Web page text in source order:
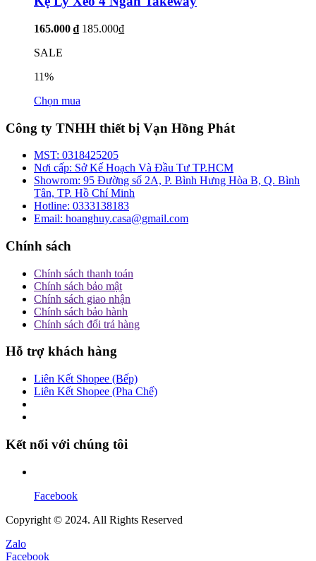
165.000 ₫ 185.000₫
SALE
11%
Chọn mua
Công ty TNHH thiết bị Vạn Hồng Phát
MST: 0318425205
Nơi cấp: Sở Kế Hoạch Và Đầu Tư TP.HCM
Showrom: 95 Đường số 2A, P. Bình Hưng Hòa B, Q. Bình
Tân, TP. Hồ Chí Minh
Hotline: 0333138183
Email: hoanghuy.casa@gmail.com
Chính sách
Chính sách thanh toán
Chính sách bảo mật
Chính sách giao nhận
Chính sách bảo hành
Chính sách đổi trả hàng
Hỗ trợ khách hàng
Liên Kết Shopee (Bếp)
Liên Kết Shopee (Pha Chế)
Kết nối với chúng tôi
Facebook
Copyright © 2024. All Rights Reserved
Zalo
Facebook